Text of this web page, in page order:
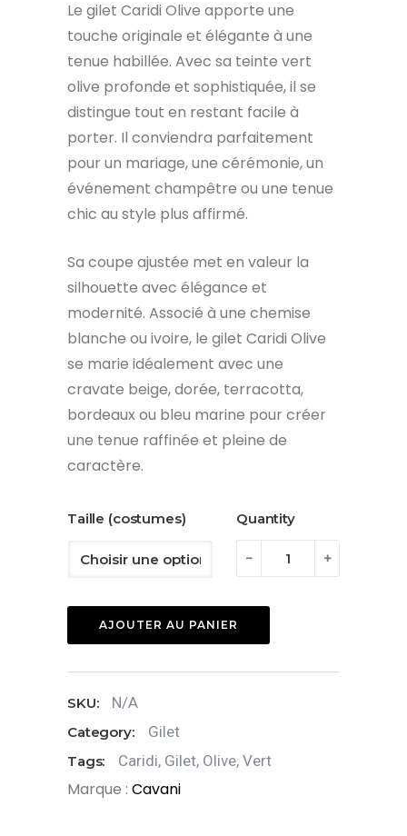
Le gilet Caridi Olive apporte une
touche originale et élégante à une
tenue habillée. Avec sa teinte vert
olive profonde et sophistiquée, il se
distingue tout en restant facile à
porter. Il conviendra parfaitement
pour un mariage, une cérémonie, un
événement champêtre ou une tenue
chic au style plus affirmé.
Sa coupe ajustée met en valeur la
silhouette avec élégance et
modernité. Associé à une chemise
blanche ou ivoire, le gilet Caridi Olive
se marie idéalement avec une
cravate beige, dorée, terracotta,
bordeaux ou bleu marine pour créer
une tenue raffinée et pleine de
caractère.
Taille (costumes) Quantity
-
quantité
Gilet
Caridi
+
AJOUTER AU PANIER
SKU: N/A
Category: Gilet
Tags: Caridi, Gilet, Olive,Vert
Marque : Cavani